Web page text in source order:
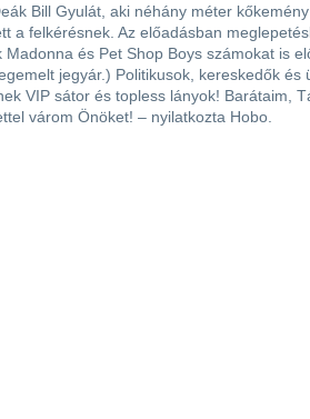
Bill Gyulát, aki néhány méter
a felkérésnek. Az előadásban
Madonna és Pet Shop Boys számokat is
jegyár.) Politikusok, kereskedők és
VIP sátor és topless lányok! Barátaim,
várom Önöket! – nyilatkozta Hobo.